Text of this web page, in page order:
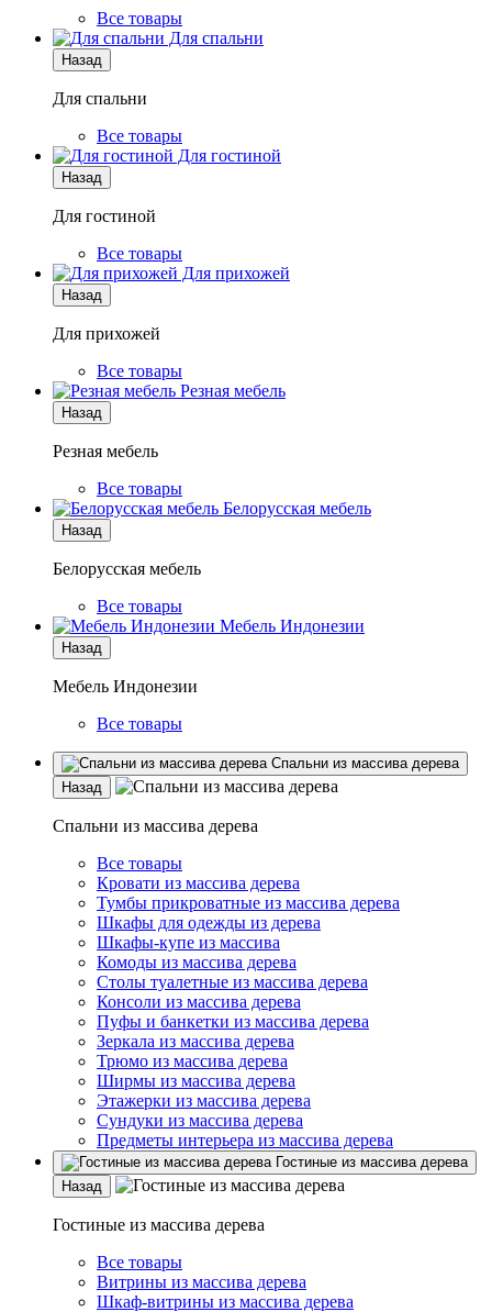
Все товары
Для спальни
Назад
Для спальни
Все товары
Для гостиной
Назад
Для гостиной
Все товары
Для прихожей
Назад
Для прихожей
Все товары
Резная мебель
Назад
Резная мебель
Все товары
Белорусская мебель
Назад
Белорусская мебель
Все товары
Мебель Индонезии
Назад
Мебель Индонезии
Все товары
Спальни из массива дерева
Назад
Спальни из массива дерева
Все товары
Кровати из массива дерева
Тумбы прикроватные из массива дерева
Шкафы для одежды из дерева
Шкафы-купе из массива
Комоды из массива дерева
Столы туалетные из массива дерева
Консоли из массива дерева
Пуфы и банкетки из массива дерева
Зеркала из массива дерева
Трюмо из массива дерева
Ширмы из массива дерева
Этажерки из массива дерева
Сундуки из массива дерева
Предметы интерьера из массива дерева
Гостиные из массива дерева
Назад
Гостиные из массива дерева
Все товары
Витрины из массива дерева
Шкаф-витрины из массива дерева